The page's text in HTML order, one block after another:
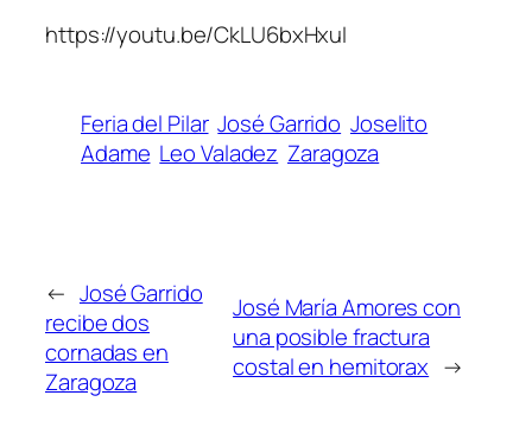
https://youtu.be/CkLU6bxHxuI
Feria del Pilar José Garrido Joselito
Adame Leo Valadez Zaragoza
← José Garrido
recibe dos
cornadas en
Zaragoza
José María Amores con
una posible fractura
costal en hemitorax →